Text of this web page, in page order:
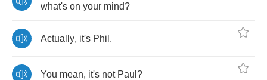
what's on your mind?
Actually, it's Phil .
You mean, it's not Paul ?